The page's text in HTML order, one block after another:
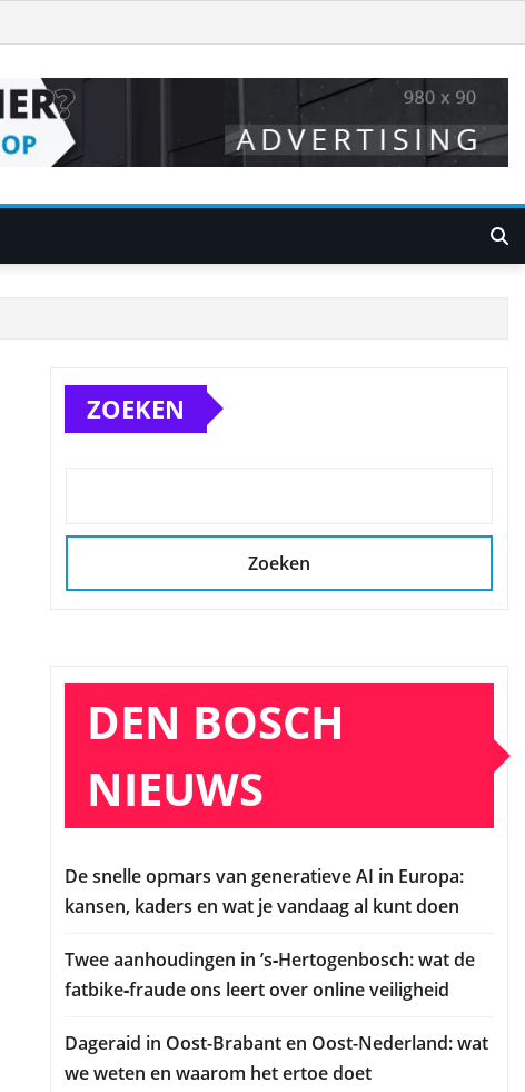
ZOEKEN
Zoeken
DEN BOSCH
NIEUWS
De snelle opmars van generatieve AI in Europa:
kansen, kaders en wat je vandaag al kunt doen
Twee aanhoudingen in ’s‑Hertogenbosch: wat de
fatbike‑fraude ons leert over online veiligheid
Dageraid in Oost-Brabant en Oost-Nederland: wat
we weten en waarom het ertoe doet